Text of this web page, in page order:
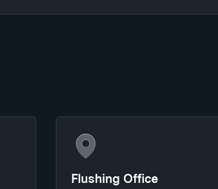
Flushing Office